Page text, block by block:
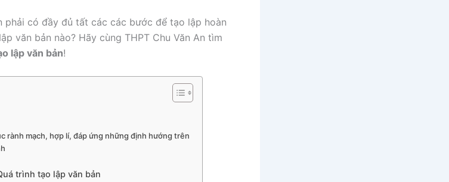
phải có đầy đủ tất các các bước để tạo lập hoàn
văn bản nào? Hãy cùng THPT Chu Văn An tìm
lập văn bản!
rành mạch, hợp lí, đáp ứng những định hướng trên
trình tạo lập văn bản